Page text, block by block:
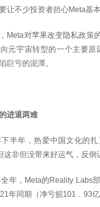
让不少投资者担心Meta基
Meta对苹果改变隐私政策
元宇宙转型的一个主要原
巨亏的泥潭。
进退两难
下半年，热爱中国文化的
这非但没带来好运气，反
年，Meta的Reality Labs
年同期（净亏损101．93